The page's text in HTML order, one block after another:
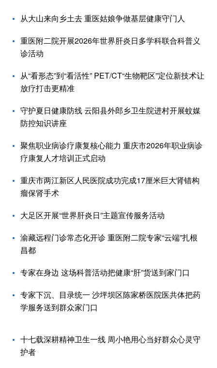
从大山来向乡土去 重医姑娘争做基层健康守门人
重医附二院开展2026年世界肝炎日多学科联合科普义
诊活动
从“看形态”到“看活性” PET/CT“生物靶区”定位新技术让
放疗打击更精准
守护夏日健康防线 云阳县外郎乡卫生院进村开展蚊媒
防控知识讲座
聚焦职业病诊疗康复核心能力 重庆市2026年职业病诊
疗康复人才培训正式启动
重庆市两江新区人民医院成功完成17厘米巨大肾错构
瘤保肾手术
大足区开展“世界肝炎日”主题宣传服务活动
渝藏远程门诊常态化开诊 重医附二院专家“云端”扎根
昌都
专家在身边 这场科普活动把健康“肝”货送到家门口
专家下沉、目录统一 沙坪坝区陈家桥医院医共体把药
学服务送到群众家门口
十七载深耕精神卫生一线 周小艳用心当好群众心灵守
护者